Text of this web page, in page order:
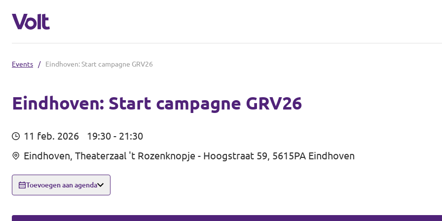
Steden
Volt Maastricht
Mensen
Events / Eindhoven: Start campagne GRV26
Eindhoven: Start campagne GRV26
11 feb. 2026
19:30 - 21:30
Eindhoven, Theaterzaal 't Rozenknopje - Hoogstraat 59, 5615PA Eindhoven
Toevoegen aan agenda